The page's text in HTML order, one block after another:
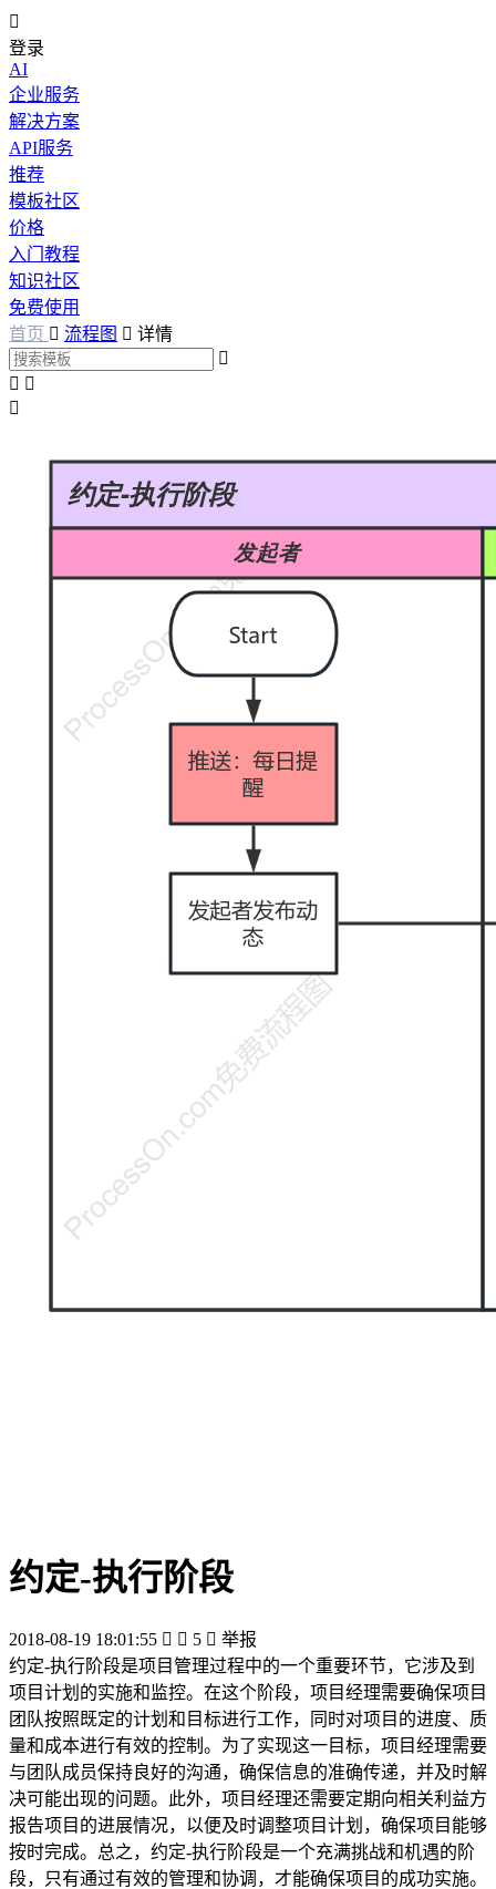

登录
AI
企业服务
解决方案
API服务
推荐
模板社区
价格
入门教程
知识社区
免费使用
首页  流程图  详情

 

约定-执行阶段
2018-08-19 18:01:55   5  举报
约定-执行阶段是项目管理过程中的一个重要环节，它涉及到
项目计划的实施和监控。在这个阶段，项目经理需要确保项目
团队按照既定的计划和目标进行工作，同时对项目的进度、质
量和成本进行有效的控制。为了实现这一目标，项目经理需要
与团队成员保持良好的沟通，确保信息的准确传递，并及时解
决可能出现的问题。此外，项目经理还需要定期向相关利益方
报告项目的进展情况，以便及时调整项目计划，确保项目能够
按时完成。总之，约定-执行阶段是一个充满挑战和机遇的阶
段，只有通过有效的管理和协调，才能确保项目的成功实施。